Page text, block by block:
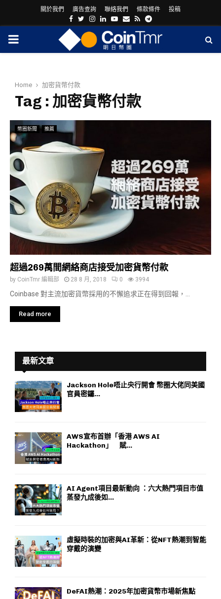
關於我們 廣告查詢 聯絡我們 條款條件 投稿
Facebook
Twitter
Instagram
LinkedinYoutube
Email
RssTelegram
PRIMARY
Home 加密貨幣付款
Tag : 加密貨幣付款
幣圈新聞 推薦
超過269萬間網絡商店接受加密貨幣付款
by CoinTmr 編輯部 28 8 月, 2018 0 3994
Coinbase 對主流加密貨幣採用的不懈追求正在得到回報，...
Read more
最新文章
Jackson Hole唔止央行開會 幣圈大佬同美國
官員密鑼...
AWS宣布首辦「香港 AWS AI
Hackathon」 賦...
AI Agent項目最新動向 ：六大熱門項目市值
蒸發九成後如...
虛擬時裝的加密與AI革新：從NFT熱潮到智能
穿戴的演變
DeFAI熱潮：2025年加密貨幣市場新焦點